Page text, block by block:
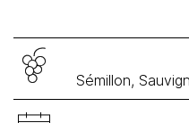
Sémillon,